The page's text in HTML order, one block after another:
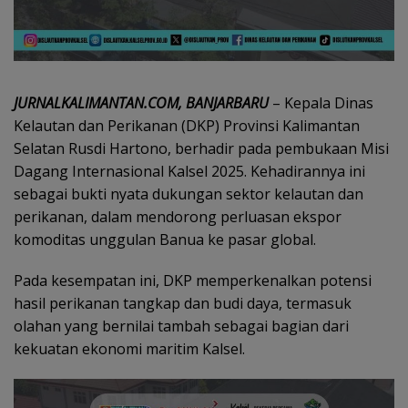
JURNALKALIMANTAN.COM, BANJARBARU– Kepala Dinas
Kelautan dan Perikanan (DKP) Provinsi Kalimantan
Selatan Rusdi Hartono, berhadir pada pembukaan Misi
Dagang Internasional Kalsel 2025. Kehadirannya ini
sebagai bukti nyata dukungan sektor kelautan dan
perikanan, dalam mendorong perluasan ekspor
komoditas unggulan Banua ke pasar global.
Pada kesempatan ini, DKP memperkenalkan potensi
hasil perikanan tangkap dan budi daya, termasuk
olahan yang bernilai tambah sebagai bagian dari
kekuatan ekonomi maritim Kalsel.